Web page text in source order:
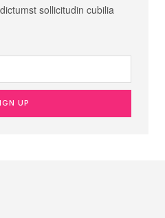
sollicitudin cubilia
UP